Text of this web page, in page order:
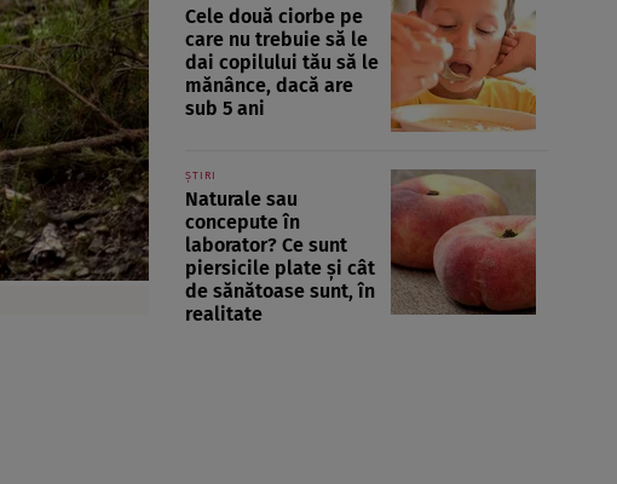
Cele două ciorbe pe
care nu trebuie să le
dai copilului tău să le
mănânce, dacă are
sub 5 ani
ȘTIRI
Naturale sau
concepute în
laborator? Ce sunt
piersicile plate și cât
de sănătoase sunt, în
realitate